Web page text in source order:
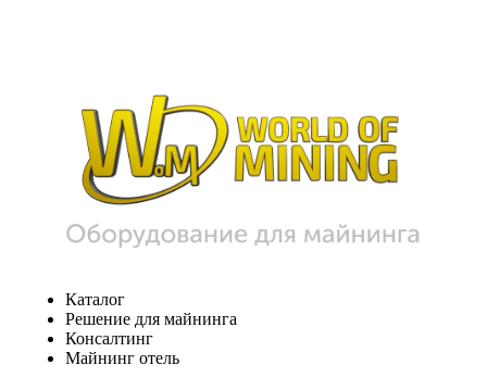
Каталог
Решение для майнинга
Консалтинг
Майнинг отель